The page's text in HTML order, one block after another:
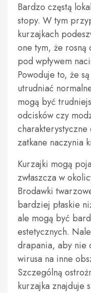
Bardzo częstą
stopy. W tym
kurzajkach
one tym, że rosną
pod wpływem
Powoduje to, że
utrudniać
mogą być
odcisków czy
zatkane naczynia
Kurzajki mogą
zwłaszcza w
Brodawki
bardziej płaskie
ale mogą być
estetycznych.
drapania, aby nie
wirusa na inne
Szczególną
kurzajka znajduje